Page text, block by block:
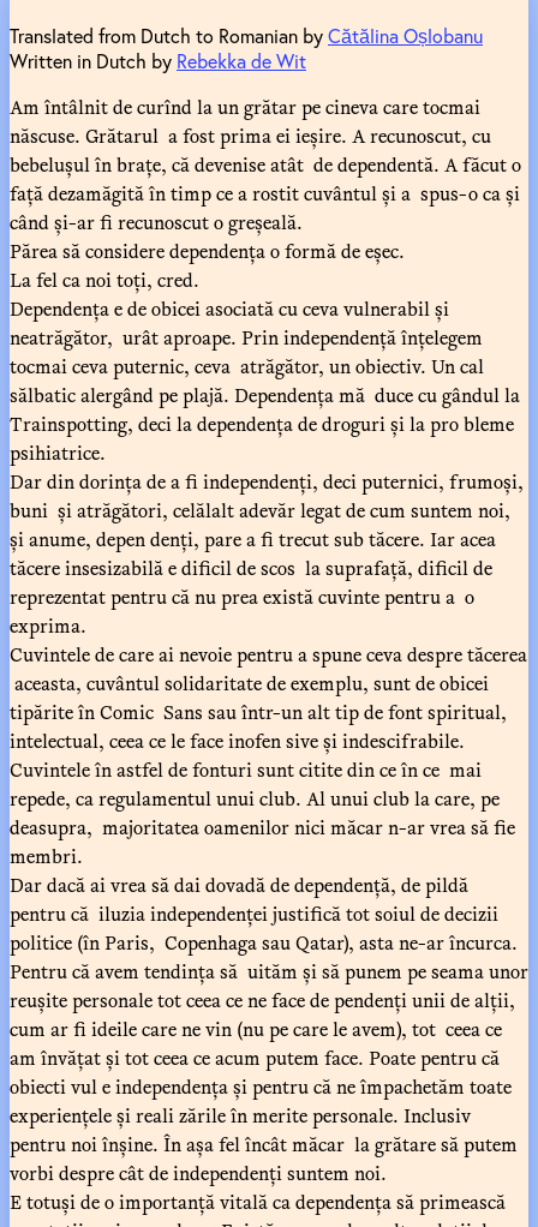
Translated from Dutch to Romanian byCătălina Oșlobanu
Written in Dutch by Rebekka de Wit
Am întâlnit de curînd la un grătar pe cineva care tocmai
născuse. Grătarul a fost prima ei ieșire. A recunoscut, cu
bebelușul în brațe, că devenise atât de dependentă. A făcut o
față dezamăgită în timp ce a rostit cuvântul și a spus-o ca și
când și-ar fi recunoscut o greșeală.
Părea să considere dependența o formă de eșec.
La fel ca noi toți, cred.
Dependența e de obicei asociată cu ceva vulnerabil și
neatrăgător, urât aproape. Prin independență înțelegem
tocmai ceva puternic, ceva atrăgător, un obiectiv. Un cal
sălbatic alergând pe plajă. Dependența mă duce cu gândul la
Trainspotting, deci la dependența de droguri și la pro bleme
psihiatrice.
Dar din dorința de a fi independenți, deci puternici, frumoși,
buni și atrăgători, celălalt adevăr legat de cum suntem noi,
și anume, depen denți, pare a fi trecut sub tăcere. Iar acea
tăcere insesizabilă e dificil de scos la suprafață, dificil de
reprezentat pentru că nu prea există cuvinte pentru a o
exprima.
Cuvintele de care ai nevoie pentru a spune ceva despre tăcerea
aceasta, cuvântul solidaritate de exemplu, sunt de obicei
tipărite în Comic Sans sau într-un alt tip de font spiritual,
intelectual, ceea ce le face inofen sive și indescifrabile.
Cuvintele în astfel de fonturi sunt citite din ce în ce mai
repede, ca regulamentul unui club. Al unui club la care, pe
deasupra, majoritatea oamenilor nici măcar n-ar vrea să fie
membri.
Dar dacă ai vrea să dai dovadă de dependență, de pildă
pentru că iluzia independenței justifică tot soiul de decizii
politice (în Paris, Copenhaga sau Qatar), asta ne-ar încurca.
Pentru că avem tendința să uităm și să punem pe seama unor
reușite personale tot ceea ce ne face de pendenți unii de alții,
cum ar fi ideile care ne vin (nu pe care le avem), tot ceea ce
am învățat și tot ceea ce acum putem face. Poate pentru că
obiecti vul e independența și pentru că ne împachetăm toate
experiențele și reali zările în merite personale. Inclusiv
pentru noi înșine. În așa fel încât măcar la grătare să putem
vorbi despre cât de independenți suntem noi.
E totuși de o importanță vitală ca dependența să primească